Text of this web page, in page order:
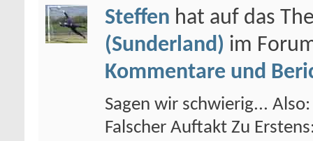
Steffen hat auf das
(Sunderland) im
Kommentare und
Sagen wir schwierig...
Falscher Auftakt Zu